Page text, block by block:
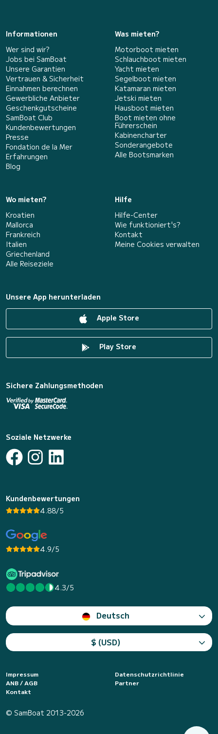
Informationen
Wer sind wir?
Jobs bei SamBoat
Unsere Garantien
Vertrauen & Sicherheit
Einnahmen berechnen
Gewerbliche Anbieter
Geschenkgutscheine
SamBoat Club
Kundenbewertungen
Presse
Fondation de la Mer
Erfahrungen
Blog
Was mieten?
Motorboot mieten
Schlauchboot mieten
Yacht mieten
Segelboot mieten
Katamaran mieten
Jetski mieten
Hausboot mieten
Boot mieten ohne
Führerschein
Kabinencharter
Sonderangebote
Alle Bootsmarken
Wo mieten?
Kroatien
Mallorca
Frankreich
Italien
Griechenland
Alle Reiseziele
Hilfe
Hilfe-Center
Wie funktioniert's?
Kontakt
Meine Cookies verwalten
Unsere App herunterladen
Apple Store
Play Store
Sichere Zahlungsmethoden
Soziale Netzwerke
Kundenbewertungen
4.88/5
4.9/5
4.3/5
Deutsch
$ (USD)
Impressum
Datenschutzrichtlinie
ANB / AGB
Partner
Kontakt
© SamBoat 2013-2026